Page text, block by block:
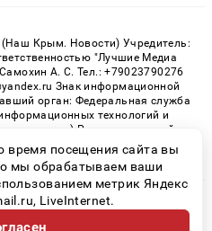
Крым. Новости) Учредитель:
"Лучшие Медиа
А. С. Тел.: +79023790276
Знак информационной
орган: Федеральная служба
технологий и
Регистрационный
- 81150 от 02.06.2021
Все права защищены
сайта 16+
время посещения сайта вы
мы обрабатываем ваши
метрик Яндекс
LiveInternet.